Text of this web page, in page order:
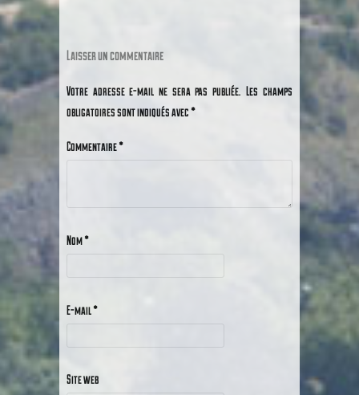
Laisser un commentaire
Votre adresse e-mail ne sera pas publiée. Les champs
obligatoires sont indiqués avec *
Commentaire*
Nom*
E-mail *
Site web